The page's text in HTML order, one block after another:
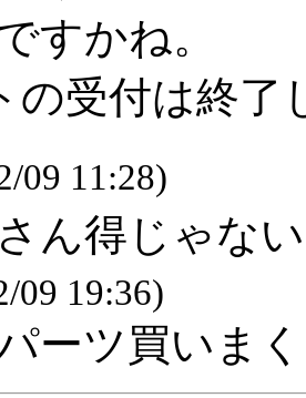
すかね。
の受付は終了
09 11:28)
ん得じゃな
09 19:36)
ーツ買いま